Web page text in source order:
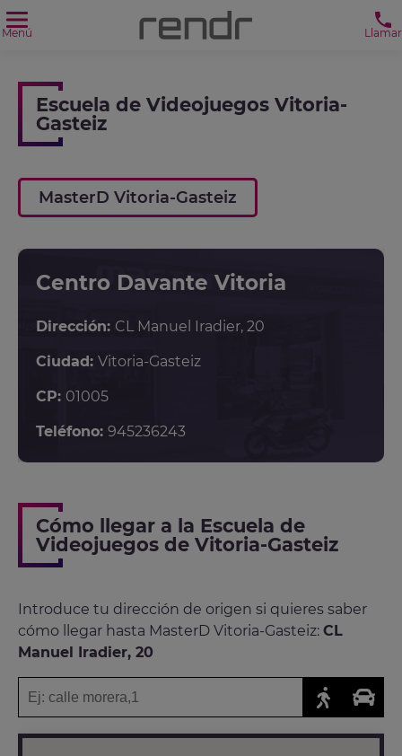
Menú Llamar
Escuela de Videojuegos Vitoria-
Gasteiz
MasterD Vitoria-Gasteiz
Centro Davante Vitoria
Dirección: CL Manuel Iradier, 20
Ciudad: Vitoria-Gasteiz
CP: 01005
Teléfono: 945236243
Cómo llegar a la Escuela de
Videojuegos de Vitoria-Gasteiz
Introduce tu dirección de origen si quieres saber
cómo llegar hasta MasterD Vitoria-Gasteiz: CL
Manuel Iradier, 20